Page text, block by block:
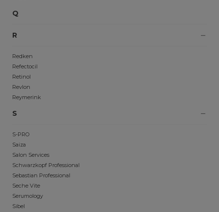
Q
R
Redken
Refectocil
Retinol
Revlon
Reymerink
S
S-PRO
Saiza
Salon Services
Schwarzkopf Professional
Sebastian Professional
Seche Vite
Serumology
Sibel